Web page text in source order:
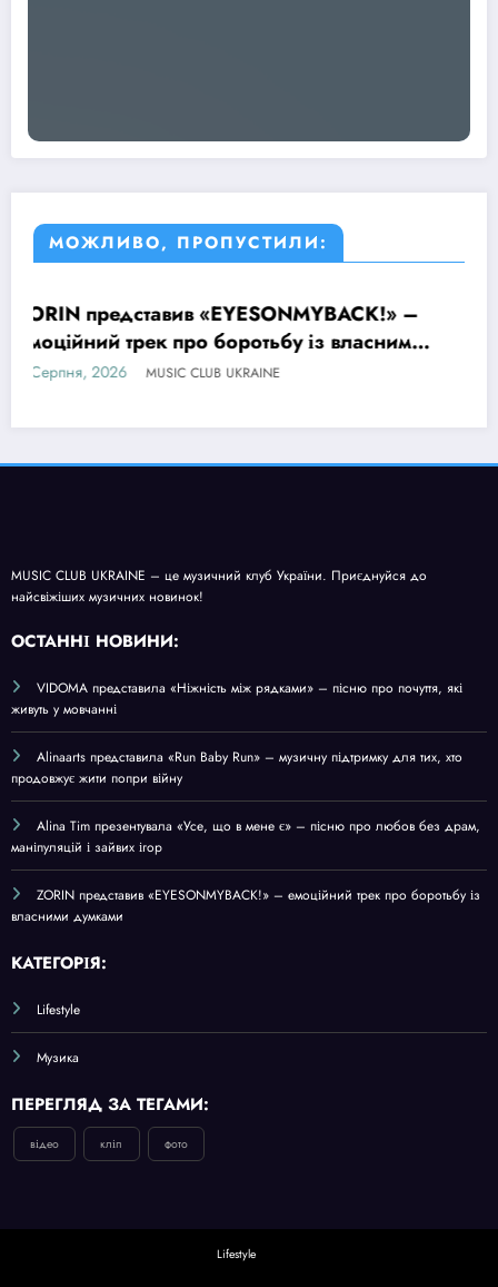
МОЖЛИВО, ПРОПУСТИЛИ:
–
із власними
МУЗИКА
Настя Балог презентувала
«Чорне море» про
залишаються назавжди
4 Серпня, 2026
MUSIC CLUB UKRAINE – це музичний клуб України. Приєднуйся до
найсвіжіших музичних новинок!
ОСТАННІ НОВИНИ:
VIDOMA представила «Ніжність між рядками» – пісню про почуття, які
живуть у мовчанні
Alinaarts представила «Run Baby Run» – музичну підтримку для тих, хто
продовжує жити попри війну
Alina Tim презентувала «Усе, що в мене є» – пісню про любов без драм,
маніпуляцій і зайвих ігор
ZORIN представив «EYESONMYBACK!» – емоційний трек про боротьбу із
власними думками
КАТЕГОРІЯ:
Lifestyle
Музика
ПЕРЕГЛЯД ЗА ТЕГАМИ:
відео кліп фото
Lifestyle